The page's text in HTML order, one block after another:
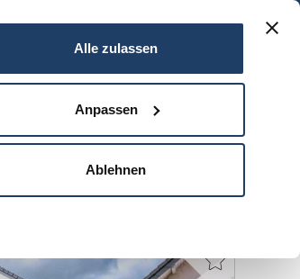
Alle zulassen
Anpassen
Ablehnen